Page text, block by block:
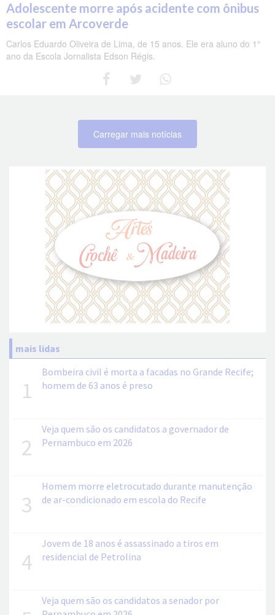
Adolescente morre após acidente com ônibus
escolar em Arcoverde
Carlos Eduardo Oliveira de Lima, de 15 anos. Ele era aluno do 1°
ano da Escola Jornalista Edson Régis.
Carregar mais notícias
mais lidas
1
Bombeira civil é morta a facadas no Grande Recife;
homem de 63 anos é preso
2
Veja quem são os candidatos a governador de
Pernambuco em 2026
3
Homem morre eletrocutado durante manutenção
de ar-condicionado em escola do Recife
4
Jovem de 18 anos é assassinado a tiros em
residencial de Petrolina
Veja quem são os candidatos a senador por